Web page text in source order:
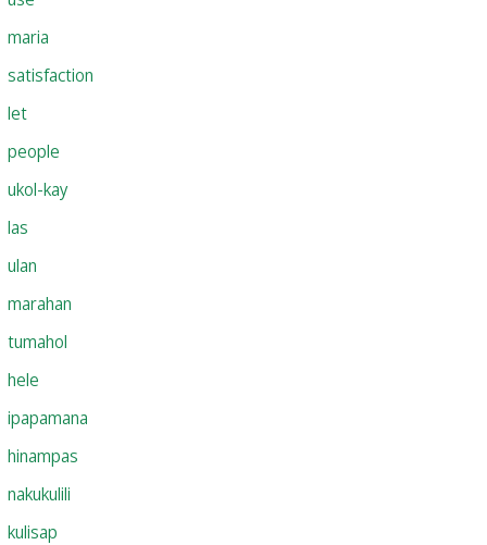
maria
satisfaction
let
people
ukol-kay
las
ulan
marahan
tumahol
hele
ipapamana
hinampas
nakukulili
kulisap